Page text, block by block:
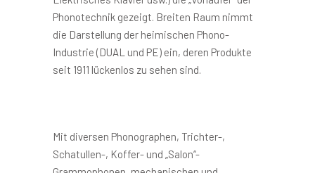
Phonotechnik gezeigt. Breiten Raum nimmt
die Darstellung der heimischen Phono-
Industrie (DUAL und PE) ein, deren Produkte
seit 1911 lückenlos zu sehen sind.
Mit diversen Phonographen, Trichter-,
Schatullen-, Koffer- und „Salon“-